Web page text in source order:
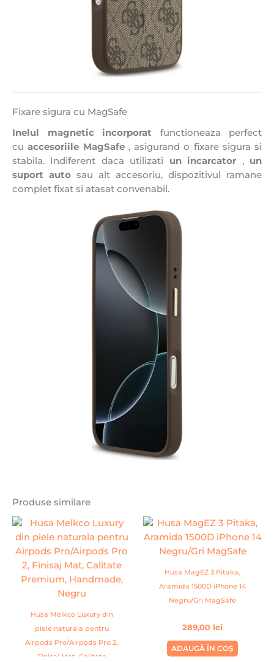
Fixare sigura cu MagSafe
Inelul magnetic incorporat functioneaza perfect
cuaccesoriile MagSafe, asigurand o fixare sigura si
stabila. Indiferent daca utilizati un incarcator , un
suport auto sau alt accesoriu, dispozitivul ramane
complet fixat si atasat convenabil.
Produse similare
Husa Melkco Luxury din
piele naturala pentru
Airpods Pro/Airpods Pro 2,
Finisaj Mat, Calitate
Husa MagEZ 3 Pitaka,
Aramida 1500D iPhone 14
Negru/Gri MagSafe
289,00 lei
ADAUGĂ ÎN COȘ